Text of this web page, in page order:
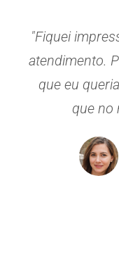
"Fiquei
atendimento.
que eu
que no